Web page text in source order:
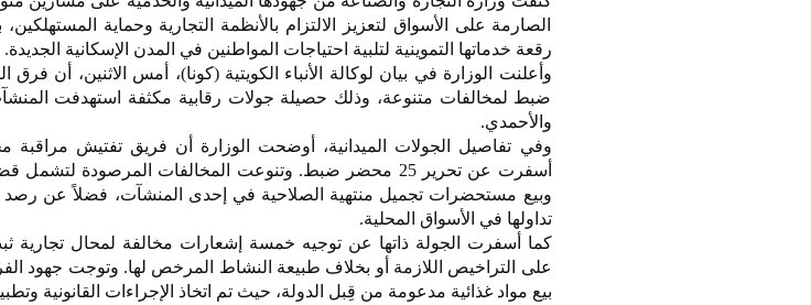
الصارمة على الأسواق لتعزيز الالتزام بالأنظمة التجارية وحماية
رقعة خدماتها التموينية لتلبية احتياجات المواطنين في المدن الإسكانية الجديدة.
ضبط لمخالفات متنوعة، وذلك حصيلة جولات رقابية مكثفة استهدفت
والأحمدي.
وفي تفاصيل الجولات الميدانية، أوضحت الوزارة أن فريق تفتيش مراقبة
أسفرت عن تحرير 25 محضر ضبط. وتنوعت المخالفات المرصودة
وبيع مستحضرات تجميل منتهية الصلاحية في إحدى المنشآت، فضلاً عن رصد
تداولها في الأسواق المحلية.
كما أسفرت الجولة ذاتها عن توجيه خمسة إشعارات مخالفة لمحال تجارية
على التراخيص اللازمة أو بخلاف طبيعة النشاط المرخص لها. وتوجت جهود
بيع مواد غذائية مدعومة من قِبل الدولة، حيث تم اتخاذ الإجراءات القانونية